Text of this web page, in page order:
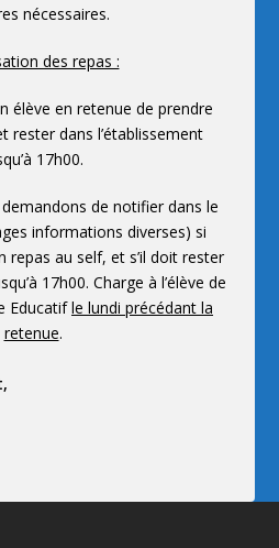
nécessaires.
des repas :
élève en retenue de prendre
rester dans l’établissement
17h00.
de notifier dans le
informations diverses) si
au self, et s’il doit rester
17h00. Charge à l’élève de
Educatifle lundi précédant la
retenue.